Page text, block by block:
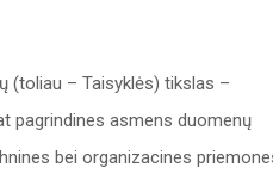
(toliau – Taisyklės) tikslas –
pagrindines asmens duomenų
bei organizacines